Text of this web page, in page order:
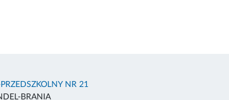
NR 21
BRANIA